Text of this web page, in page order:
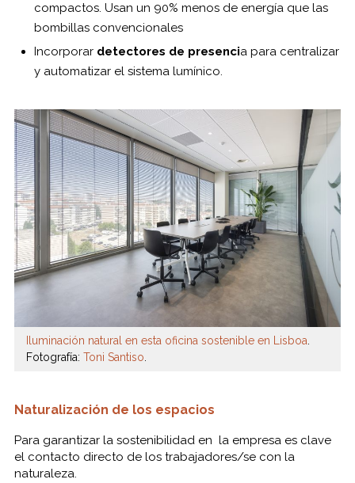
compactos. Usan un 90% menos de energía que las
bombillas convencionales
Incorporar detectores de presencia para centralizar
y automatizar el sistema lumínico.
Iluminación natural en esta oficina sostenible en Lisboa.
Fotografía: Toni Santiso.
Naturalización de los espacios
Para garantizar la sostenibilidad en la empresa es clave
el contacto directo de los trabajadores/se con la
naturaleza.